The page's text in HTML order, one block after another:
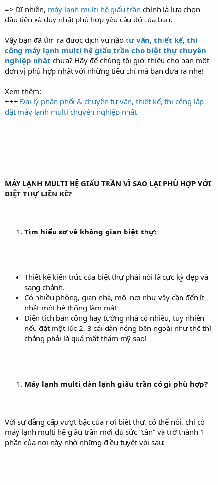
=> Dĩ nhiên, máy lạnh multi hệ giấu trần chính là lựa chọn
đầu tiên và duy nhất phù hợp yêu cầu đó của bạn.
Vậy bạn đã tìm ra được dịch vụ nào tư vấn, thiết kế, thi
công máy lạnh multi hệ giấu trần cho biệt thự chuyên
nghiệp nhất chưa? Hãy để chúng tôi giới thiệu cho bạn một
đơn vị phù hợp nhất với những tiêu chí mà bạn đưa ra nhé!
Xem thêm:
+++ Đại lý phân phối & chuyên tư vấn, thiết kế, thi công lắp
đặt máy lạnh multi chuyên nghiệp nhất
MÁY LẠNH MULTI HỆ GIẤU TRẦN VÌ SAO LẠI PHÙ HỢP VỚI
BIỆT THỰ LIỀN KỀ?
Tìm hiểu sơ về không gian biệt thự:
Thiết kế kiến trúc của biệt thự phải nói là cực kỳ đẹp và
sang chảnh.
Có nhiều phòng, gian nhà, mỗi nơi như vậy cần đến ít
nhất một hệ thống làm mát.
Diện tích ban công hay tường nhà có nhiều, tuy nhiên
nếu đặt một lúc 2, 3 cái dàn nóng bên ngoài như thế thì
chẳng phải là quá mất thẩm mỹ sao!
Máy lạnh multi dàn lạnh giấu trần có gì phù hợp?
Với sự đẳng cấp vượt bậc của nơi biệt thự, có thể nói, chỉ có
máy lạnh multi hệ giấu trần mới đủ sức “cân” và trở thành 1
phần của nơi này nhờ những điều tuyệt vời sau: